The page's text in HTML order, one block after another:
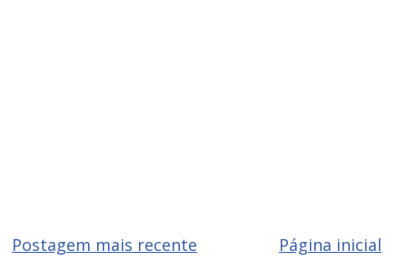
Postagem mais recente
Página inicial